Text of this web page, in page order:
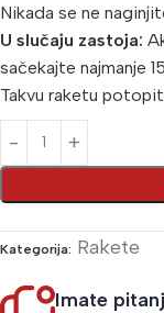
Nikada se ne
U slučaju zastoja:
sačekajte najmanje
Takvu raketu
Kategorija: Rakete
Imate